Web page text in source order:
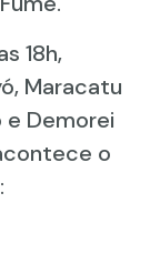
18h,
Maracatu
e Demorei
o